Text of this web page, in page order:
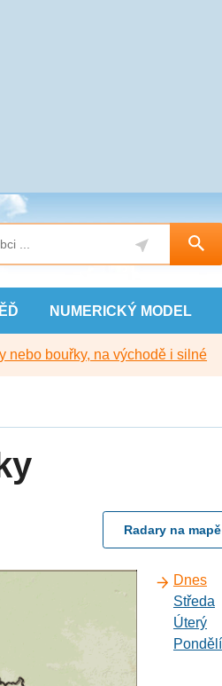
NUMERICKÝ MODEL
nebo bouřky, na východě i silné
Radary na mapě
Dnes
Středa
Úterý
Pondělí